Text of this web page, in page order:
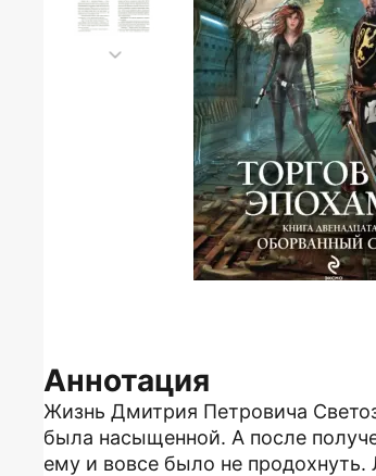
Аннотация
Жизнь Дмитрия Петровича
была насыщенной. А после
ему и вовсе было не